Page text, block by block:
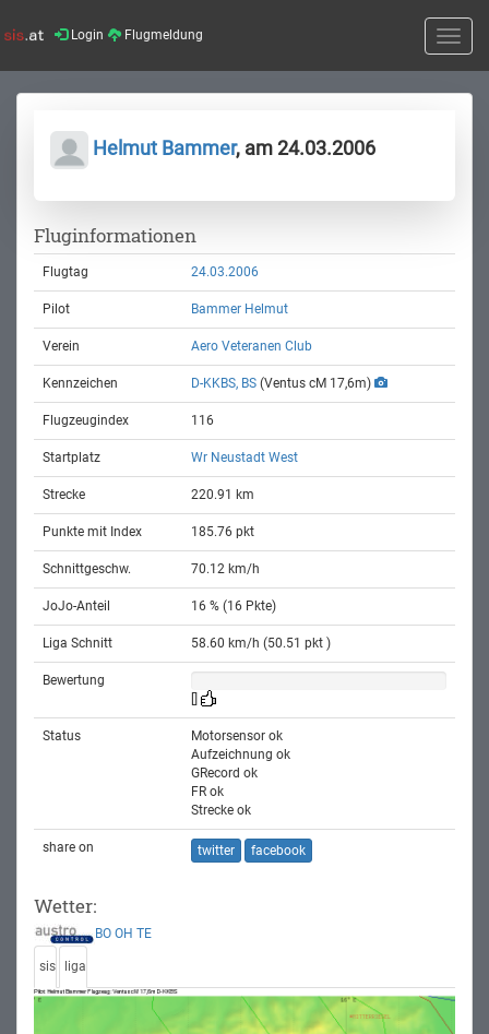
Login Flugmeldung
Toggle
Helmut Bammer, am 24.03.2006
Fluginformationen
Flugtag 24.03.2006
Pilot Bammer Helmut
Verein Aero Veteranen Club
Kennzeichen D-KKBS, BS (Ventus cM 17,6m)
Flugzeugindex 116
Startplatz Wr Neustadt West
Strecke 220.91 km
Punkte mit Index 185.76 pkt
Schnittgeschw. 70.12 km/h
JoJo-Anteil 16 % (16 Pkte)
Liga Schnitt 58.60 km/h (50.51 pkt )
Bewertung
Status
Motorsensor ok
Aufzeichnung ok
GRecord ok
FR ok
Strecke ok
share on twitter facebook
Wetter:
BO OH TE
sis liga